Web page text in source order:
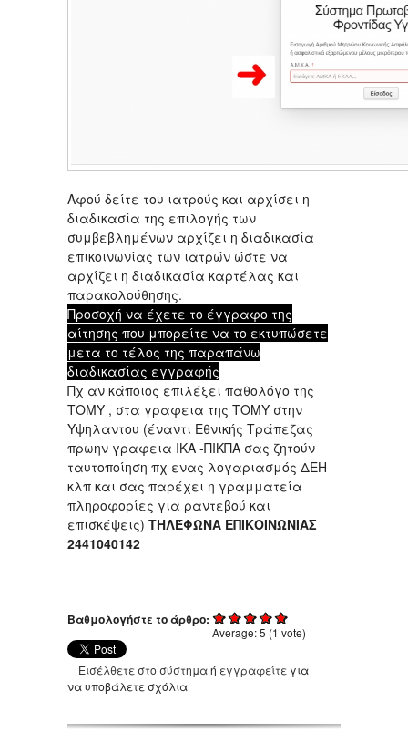
Αφού δείτε του ιατρούς και αρχίσει η
διαδικασία της επιλογής των
συμβεβλημένων αρχίζει η διαδικασία
επικοινωνίας των ιατρών ώστε να
αρχίζει η διαδικασία καρτέλας και
παρακολούθησης.
Προσοχή να έχετε το έγγραφο της
αίτησης που μπορείτε να το εκτυπώσετε
μετα το τέλος της παραπάνω
διαδικασίας εγγραφής
Πχ αν κάποιος επιλέξει παθολόγο της
ΤΟΜΥ , στα γραφεια της ΤΟΜΥ στην
Υψηλαντου (έναντι Εθνικής Τράπεζας
πρωην γραφεια ΙΚΑ -ΠΙΚΠΑ σας ζητούν
ταυτοποίηση πχ ενας λογαριασμός ΔΕΗ
κλπ και σας παρέχει η γραμματεία
πληροφορίες για ραντεβού και
επισκέψεις) ΤΗΛΈΦΩΝΑ ΕΠΙΚΟΙΝΩΝΙΑΣ
2441040142
Βαθμολογήστε το άρθρο:
Average:5 (1 vote)
Εισέλθετε στο σύστημαή εγγραφείτε για
να υποβάλετε σχόλια